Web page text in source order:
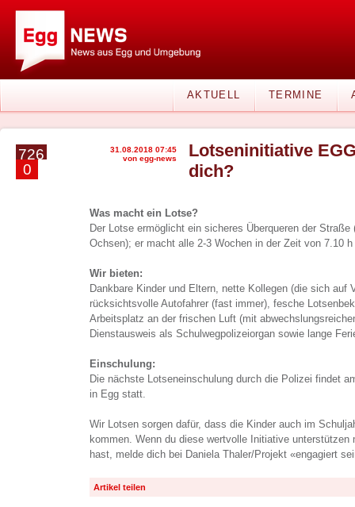
AKTUELL TERMINE
726
0
31.08.2018 07:45
von egg-news
Lotseninitiative
dich?
Was macht ein Lotse?
Der Lotse ermöglicht ein sicheres Überqueren der
Ochsen); er macht alle 2-3 Wochen in der Zeit von 7.10
Wir bieten:
Dankbare Kinder und Eltern, nette Kollegen (die sich auf
rücksichtsvolle Autofahrer (fast immer), fesche
Arbeitsplatz an der frischen Luft (mit
Dienstausweis als Schulwegpolizeiorgan sowie lange
Einschulung:
Die nächste Lotseneinschulung durch die Polizei findet
in Egg statt.
Wir Lotsen sorgen dafür, dass die Kinder auch im
kommen. Wenn du diese wertvolle Initiative unterstützen
hast, melde dich bei Daniela Thaler/Projekt «engagiert
Artikel teilen